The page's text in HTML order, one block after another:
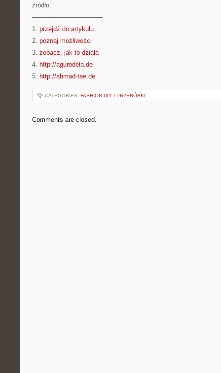
źródło:
———————————
1. przejdź do artykułu
2. poznaj możliwości
3. zobacz, jak to działa
4. http://agurodela.de
5. http://ahmad-tee.de
CATEGORIES: FASHION DIY I PRZERÓBKI
Comments are closed.